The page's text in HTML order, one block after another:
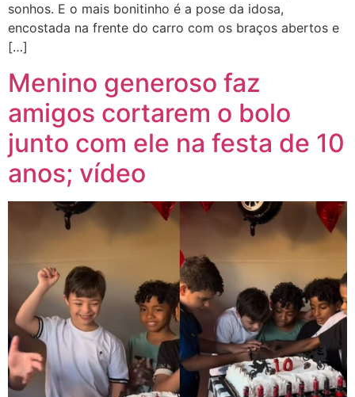
sonhos. E o mais bonitinho é a pose da idosa,
encostada na frente do carro com os braços abertos e
[…]
Menino generoso faz
amigos cortarem o bolo
junto com ele na festa de 10
anos; vídeo